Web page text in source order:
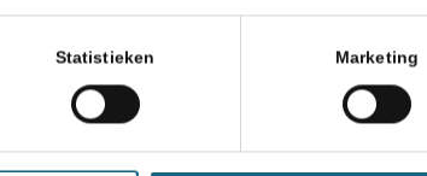
Statistieken Marketing